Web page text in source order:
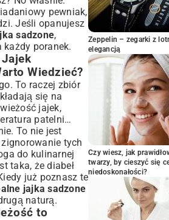
pewniak,
Jeśli opanujesz
sadzone,
każdy poranek.
Wiedzieć?
To raczej zbiór
się na
jajek,
patelni…
To nie jest
tych
do kulinarnej
taka, że diabeł
już poznasz te
jajka sadzone
naturą.
to
Zeppelin – zegarki z
elegancją
Czy wiesz, jak
twarzy, by cieszyć się
niedoskonałości?